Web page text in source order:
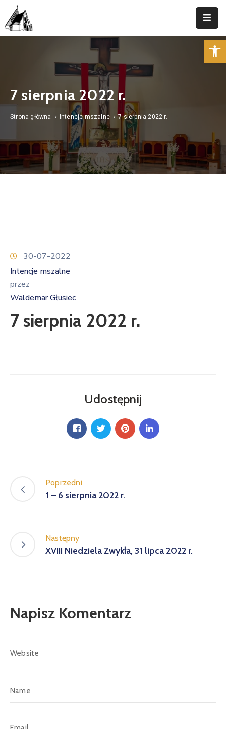
Duszpasterstwo
Cmentarz
Kancelaria
7 sierpnia 2022 r.
Strona główna Intencje mszalne 7 sierpnia 2022 r.
30-07-2022
Intencje mszalne
przez
Waldemar Głusiec
7 sierpnia 2022 r.
Udostępnij
Poprzedni
1 – 6 sierpnia 2022 r.
Następny
XVIII Niedziela Zwykła, 31 lipca 2022 r.
Napisz Komentarz